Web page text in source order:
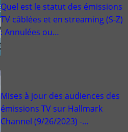
Quel est le statut des émissions
TV câblées et en streaming (S-Z)
: Annulées ou…
Mises à jour des audiences des
émissions TV sur Hallmark
Channel (9/26/2023) -…